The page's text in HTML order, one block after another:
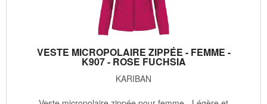
VESTE MICROPOLAIRE ZIPPÉE - FEMME -
K907 - ROSE FUCHSIA
KARIBAN